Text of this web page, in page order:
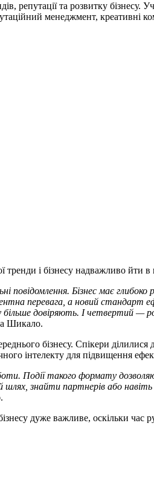
та розвитку бізнесу.
менеджмент, креативні
тренди і бізнесу надважливо йти в
повідомлення. Бізнес має
перевага, а новий стандарт
довіряють. І четвертий
Шикало.
бізнесу. Спікери
інтелекту для підвищення
Події такого формату
знайти партнерів або
дуже важливе, оскільки час